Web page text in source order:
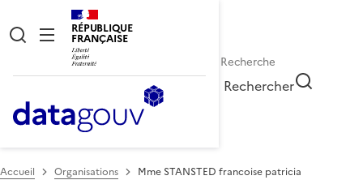
RÉPUBLIQUE
FRANÇAISE
Rechercher
Accueil Organisations Mme STANSTED francoise patricia